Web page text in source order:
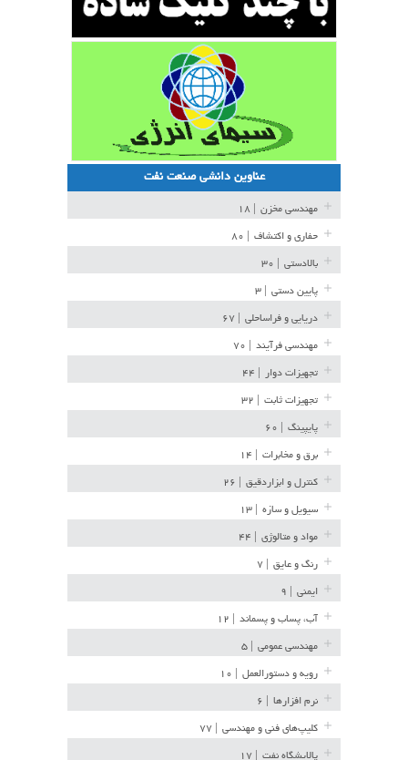
عناوین دانشی صنعت نفت
مهندسی مخزن
حفاری و اکتشاف
بالادستی
پایین دستی
دریایی و فراساحلی
مهندسی فرآیند
تجهیزات دوار
تجهیزات ثابت
پایپینگ
برق و مخابرات
کنترل و ابزاردقیق
سیویل و سازه
مواد و متالوژی
رنگ و عایق
ایمنی
آب، پساب و پسماند
مهندسی عمومی
رویه و دستورالعمل
نرم افزارها
کلیپ‌های فنی و مهندسی
پالایشگاه نفت